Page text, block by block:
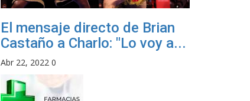
El mensaje directo de Brian
Castaño a Charlo: "Lo voy a...
Abr 22, 2022 0